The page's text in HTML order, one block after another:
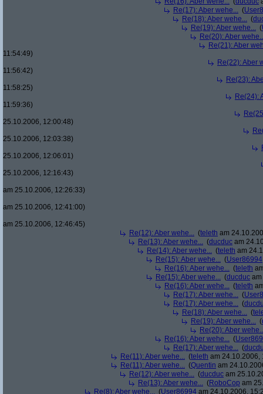
Re(17): Aber wehe... (
Re(18): Aber wehe... (
Re(19): Aber wehe... (
Re(20): Aber
Re(21): Aber
11:54:49)
Re(22): Aber
11:56:42)
Re(23):
11:58:25)
Re(24):
11:59:36)
25.10.2006, 12:00:48)
25.10.2006, 12:03:38)
25.10.2006, 12:06:01)
25.10.2006, 12:16:43)
am 25.10.2006, 12:26:33)
am 25.10.2006, 12:41:00)
am 25.10.2006, 12:46:45)
Re(12): Aber wehe... (teleth am
Re(13): Aber wehe... (ducduc am
Re(14): Aber wehe... (teleth am
Re(15): Aber wehe... (User86994
Re(16): Aber wehe... (teleth
Re(15): Aber wehe... (ducduc
Re(16): Aber wehe... (teleth
Re(17): Aber wehe... (
Re(17): Aber wehe... (
Re(18): Aber wehe... (
Re(19): Aber wehe... (
Re(20): Aber
Re(16): Aber wehe... (
Re(17): Aber wehe... (
Re(11): Aber wehe... (teleth am 24.10.2006,
Re(11): Aber wehe... (Quentin am
Re(12): Aber wehe... (ducduc am
Re(13): Aber wehe... (RoboCop am
Re(8): Aber wehe... (User86994 am 24.10.2006,